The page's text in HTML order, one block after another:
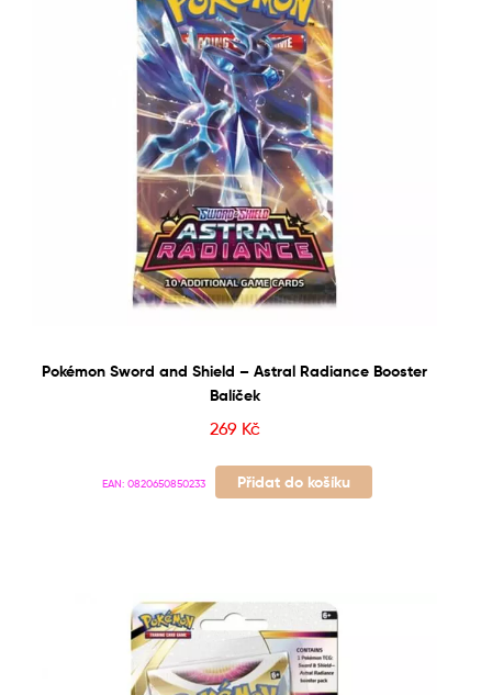
Pokémon Sword and Shield – Astral Radiance Booster
Balíček
269 Kč
EAN: 0820650850233 Přidat do košíku